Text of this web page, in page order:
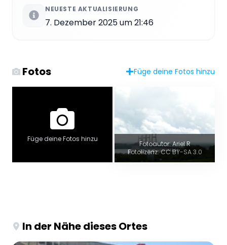
NEUESTE AKTUALISIERUNG
7. Dezember 2025 um 21:46
Fotos Füge deine Fotos hinzu
Füge deine Fotos hinzu
Fotoautor: Ariel R
Fotolizenz: CC BY-SA 3.0
In der Nähe dieses Ortes